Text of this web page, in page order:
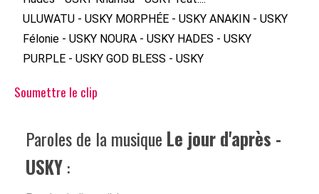
ULUWATU - USKY MORPHÉE - USKY ANAKIN - USKY
Félonie - USKY NOURA - USKY HADES - USKY
PURPLE - USKY GOD BLESS - USKY
Soumettre le clip
Paroles de la musique Le jour d'après -
USKY: